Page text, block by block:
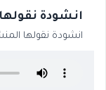
انشودة
انشودة نقولها